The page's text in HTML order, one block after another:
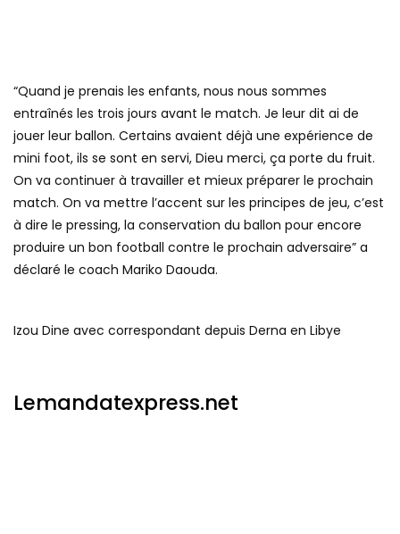
“Quand je prenais les enfants, nous nous sommes
entraînés les trois jours avant le match. Je leur dit ai de
jouer leur ballon. Certains avaient déjà une expérience de
mini foot, ils se sont en servi, Dieu merci, ça porte du fruit.
On va continuer à travailler et mieux préparer le prochain
match. On va mettre l’accent sur les principes de jeu, c’est
à dire le pressing, la conservation du ballon pour encore
produire un bon football contre le prochain adversaire” a
déclaré le coach Mariko Daouda.
Izou Dine avec correspondant depuis Derna en Libye
Lemandatexpress.net